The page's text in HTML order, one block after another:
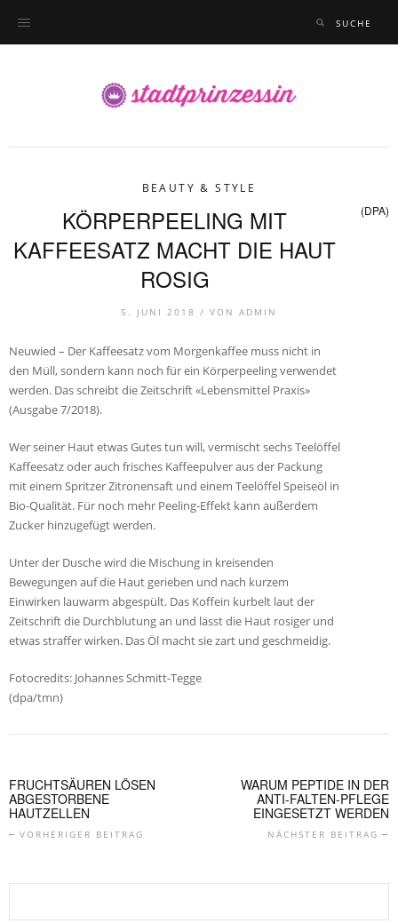
BEAUTY & STYLE
KÖRPERPEELING MIT
KAFFEESATZ MACHT DIE HAUT
ROSIG
(DPA)
5. JUNI 2018 / VON ADMIN
Neuwied – Der Kaffeesatz vom Morgenkaffee muss nicht in
den Müll, sondern kann noch für ein Körperpeeling verwendet
werden. Das schreibt die Zeitschrift «Lebensmittel Praxis»
(Ausgabe 7/2018).
Wer seiner Haut etwas Gutes tun will, vermischt sechs Teelöffel
Kaffeesatz oder auch frisches Kaffeepulver aus der Packung
mit einem Spritzer Zitronensaft und einem Teelöffel Speiseöl in
Bio-Qualität. Für noch mehr Peeling-Effekt kann außerdem
Zucker hinzugefügt werden.
Unter der Dusche wird die Mischung in kreisenden
Bewegungen auf die Haut gerieben und nach kurzem
Einwirken lauwarm abgespült. Das Koffein kurbelt laut der
Zeitschrift die Durchblutung an und lässt die Haut rosiger und
etwas straffer wirken. Das Öl macht sie zart und geschmeidig.
Fotocredits: Johannes Schmitt-Tegge
(dpa/tmn)
FRUCHTSÄUREN LÖSEN
ABGESTORBENE
HAUTZELLEN
VORHERIGER BEITRAG
WARUM PEPTIDE IN DER
ANTI-FALTEN-PFLEGE
EINGESETZT WERDEN
NÄCHSTER BEITRAG